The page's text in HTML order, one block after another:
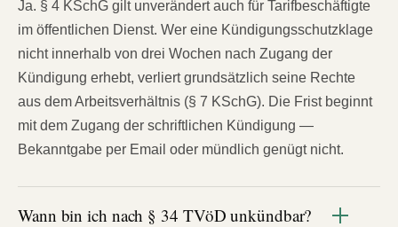
Ja. § 4 KSchG gilt unverändert auch für Tarifbeschäftigte
im öffentlichen Dienst. Wer eine Kündigungsschutzklage
nicht innerhalb von drei Wochen nach Zugang der
Kündigung erhebt, verliert grundsätzlich seine Rechte
aus dem Arbeitsverhältnis (§ 7 KSchG). Die Frist beginnt
mit dem Zugang der schriftlichen Kündigung —
Bekanntgabe per Email oder mündlich genügt nicht.
Wann bin ich nach § 34 TVöD unkündbar?